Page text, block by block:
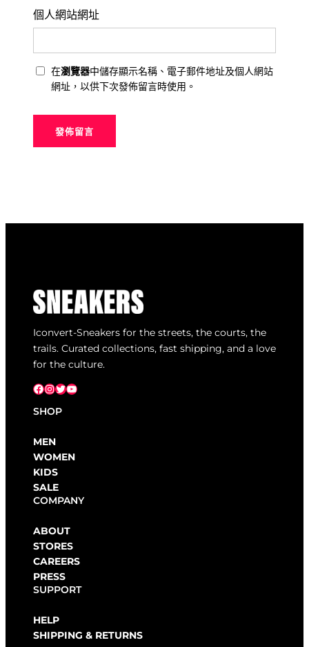
個人網站網址
在瀏覽器中儲存顯示名稱、電子郵件地址及個人網站
網址，以供下次發佈留言時使用。
Iconvert-Sneakers for the streets, the courts, the
trails. Curated collections, fast shipping, and a love
for the culture.
Facebook InstagramX YouTube
SHOP
MEN
WOMEN
KIDS
SALE
COMPANY
ABOUT
STORES
CAREERS
PRESS
SUPPORT
HELP
SHIPPING & RETURNS